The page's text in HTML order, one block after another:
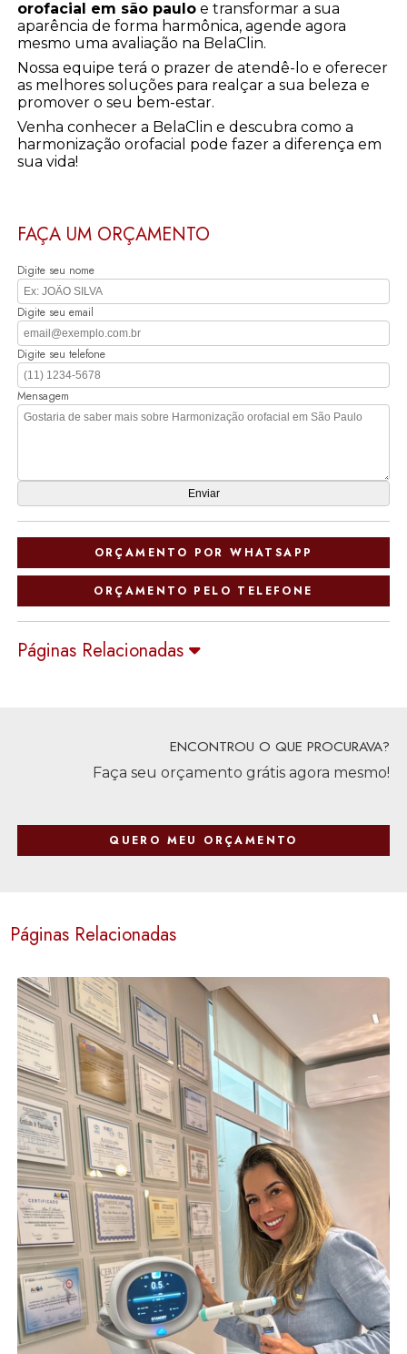
orofacial em são paulo e transformar a sua
aparência de forma harmônica, agende agora
mesmo uma avaliação na BelaClin.
Nossa equipe terá o prazer de atendê-lo e oferecer
as melhores soluções para realçar a sua beleza e
promover o seu bem-estar.
Venha conhecer a BelaClin e descubra como a
harmonização orofacial pode fazer a diferença em
sua vida!
FAÇA UM ORÇAMENTO
Digite seu nome
Digite seu email
Digite seu telefone
Mensagem
ORÇAMENTO POR WHATSAPP
ORÇAMENTO PELO TELEFONE
Páginas Relacionadas
ENCONTROU O QUE PROCURAVA?
Faça seu orçamento grátis agora mesmo!
QUERO MEU ORÇAMENTO
Páginas Relacionadas